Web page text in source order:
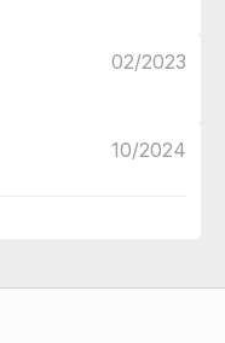
DI SERIE
DI SERIE
02/2023
10/2024